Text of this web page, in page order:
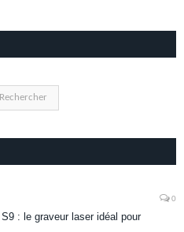
0
: le graveur laser idéal pour